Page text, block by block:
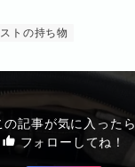
トの持ち物
の記事が気に入ったら
フォローしてね！